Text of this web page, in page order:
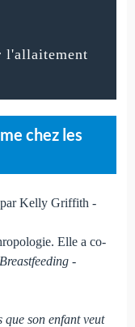
l'allaitement
chez les
Kelly Griffith -
Elle a co-
Breastfeeding -
que son enfant veut